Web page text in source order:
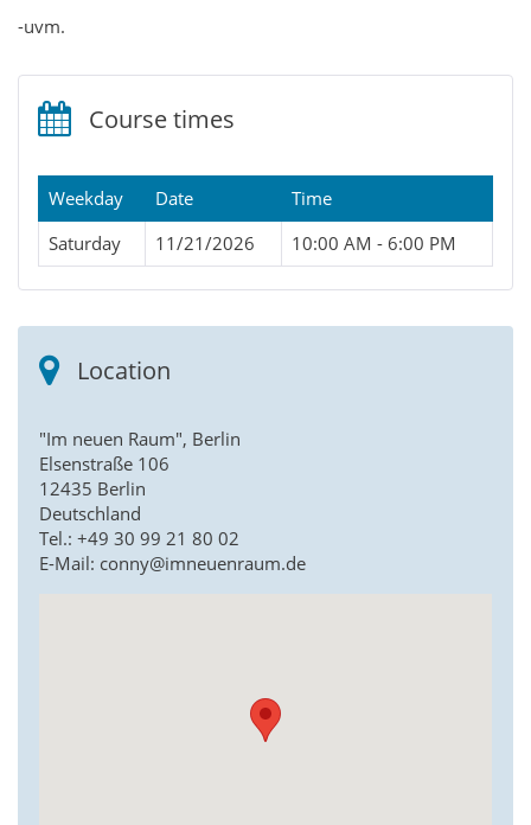
-uvm.
Course times
Weekday Date
Time
Saturday
11/21/2026 10:00 AM - 6:00 PM
Location
"Im neuen Raum", Berlin
Elsenstraße 106
12435 Berlin
Deutschland
Tel.: +49 30 99 21 80 02
E-Mail: conny@imneuenraum.de